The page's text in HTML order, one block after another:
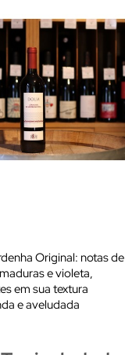
Original: notas de
e violeta,
em sua textura
e aveludada